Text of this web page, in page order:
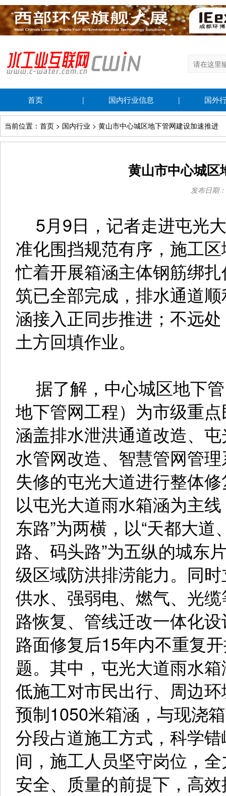
首页 | 国内行业信息 | 国外
当前位置：首页 > 国内行业 > 黄山市中心城区地下管网建设加速推进
黄山市中心城区
发布日期
5月9日，记者走进屯光
准化围挡规范有序，施工
忙着开展箱涵主体钢筋绑
筑已全部完成，排水通道
涵接入正同步推进；不远
土方回填作业。
据了解，中心城区地下
地下管网工程）为市级重
涵盖排水泄洪通道改造、
水管网改造、智慧管网管
失修的屯光大道进行整体
以屯光大道雨水箱涵为主
东路”为两横，以“天都大
路、码头路”为五纵的城东
级区域防洪排涝能力。同
供水、强弱电、燃气、光
路恢复、管线迁改一体化
路面修复后15年内不重复
题。其中，屯光大道雨水
低施工对市民出行、周边
预制1050米箱涵，与现浇
分段占道施工方式，科学
间，施工人员坚守岗位，
安全、质量的前提下，高